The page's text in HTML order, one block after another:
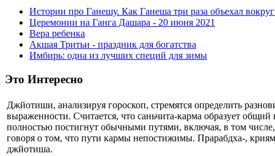
Истории про Ганешу. Как Ганеша три раза объехал
Церемонии на Ганга Дашара - 20 июня 2021
Вера ребенка
Акшая Тритьи - праздник для богатства
Имбирь: одна из лучших специй для зимы
Это Интересно
Джйотиши, анализируя гороскоп, стремятся определить
выраженности. Считается, что саньчита-карма образует
полностью постигнут обычными путями, включая, в том
говоря о том, что пути кармы непостижимы. Прарабдха-,
джйотиша.